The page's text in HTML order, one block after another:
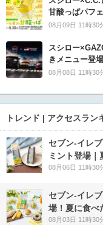
甘酸っぱパフ
08月09日 11時30
スシロー
きメニュー登場
08月08日 11時30
トレンド | アクセスラン
セブン‐イレ
ミント登場
08月06日 11時30
セブン‐イレ
場！夏に食べ
08月03日 11時30